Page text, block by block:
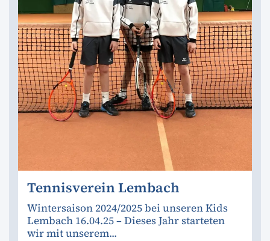
Tennisverein Lembach
Wintersaison 2024/2025 bei unseren Kids
Lembach 16.04.25 – Dieses Jahr starteten
wir mit unserem...